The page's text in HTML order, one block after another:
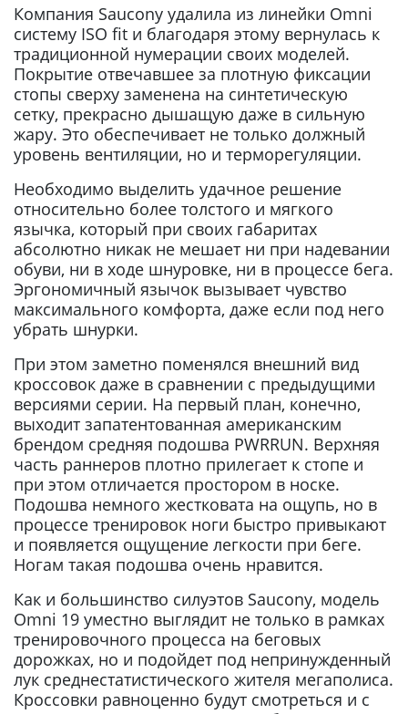
Компания Saucony удалила из линейки Omni
систему ISO fit и благодаря этому вернулась к
традиционной нумерации своих моделей.
Покрытие отвечавшее за плотную фиксации
стопы сверху заменена на синтетическую
сетку, прекрасно дышащую даже в сильную
жару. Это обеспечивает не только должный
уровень вентиляции, но и терморегуляции.
Необходимо выделить удачное решение
относительно более толстого и мягкого
язычка, который при своих габаритах
абсолютно никак не мешает ни при надевании
обуви, ни в ходе шнуровке, ни в процессе бега.
Эргономичный язычок вызывает чувство
максимального комфорта, даже если под него
убрать шнурки.
При этом заметно поменялся внешний вид
кроссовок даже в сравнении с предыдущими
версиями серии. На первый план, конечно,
выходит запатентованная американским
брендом средняя подошва PWRRUN. Верхняя
часть раннеров плотно прилегает к стопе и
при этом отличается простором в носке.
Подошва немного жестковата на ощупь, но в
процессе тренировок ноги быстро привыкают
и появляется ощущение легкости при беге.
Ногам такая подошва очень нравится.
Как и большинство силуэтов Saucony, модель
Omni 19 уместно выглядит не только в рамках
тренировочного процесса на беговых
дорожках, но и подойдет под непринужденный
лук среднестатистического жителя мегаполиса.
Кроссовки равноценно будут смотреться и с